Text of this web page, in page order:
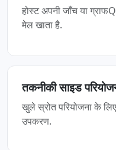
होस्ट अपनी जाँच या
मेल खाता है.
तकनीकी साइड
खुले स्रोत परियोजना के
उपकरण.